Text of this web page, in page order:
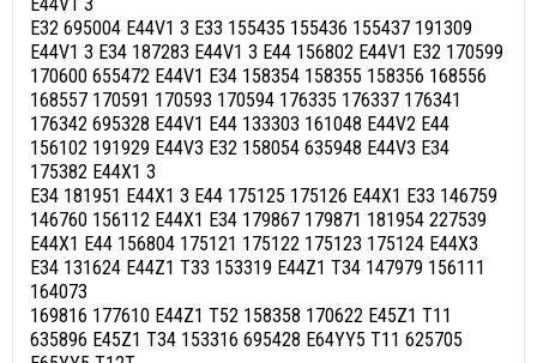
E32 695004 E44V1 3 E33 155435 155436 155437 191309
E44V1 3 E34 187283 E44V1 3 E44 156802 E44V1 E32 170599
170600 655472 E44V1 E34 158354 158355 158356 168556
168557 170591 170593 170594 176335 176337 176341
176342 695328 E44V1 E44 133303 161048 E44V2 E44
156102 191929 E44V3 E32 158054 635948 E44V3 E34
175382 E44X1 3
E34 181951 E44X1 3 E44 175125 175126 E44X1 E33 146759
146760 156112 E44X1 E34 179867 179871 181954 227539
E44X1 E44 156804 175121 175122 175123 175124 E44X3
E34 131624 E44Z1 T33 153319 E44Z1 T34 147979 156111
164073
169816 177610 E44Z1 T52 158358 170622 E45Z1 T11
635896 E45Z1 T34 153316 695428 E64YY5 T11 625705